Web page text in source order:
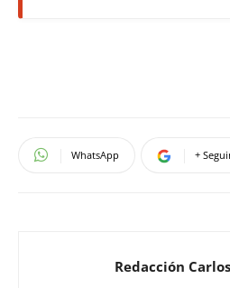
WhatsApp +
Redacción